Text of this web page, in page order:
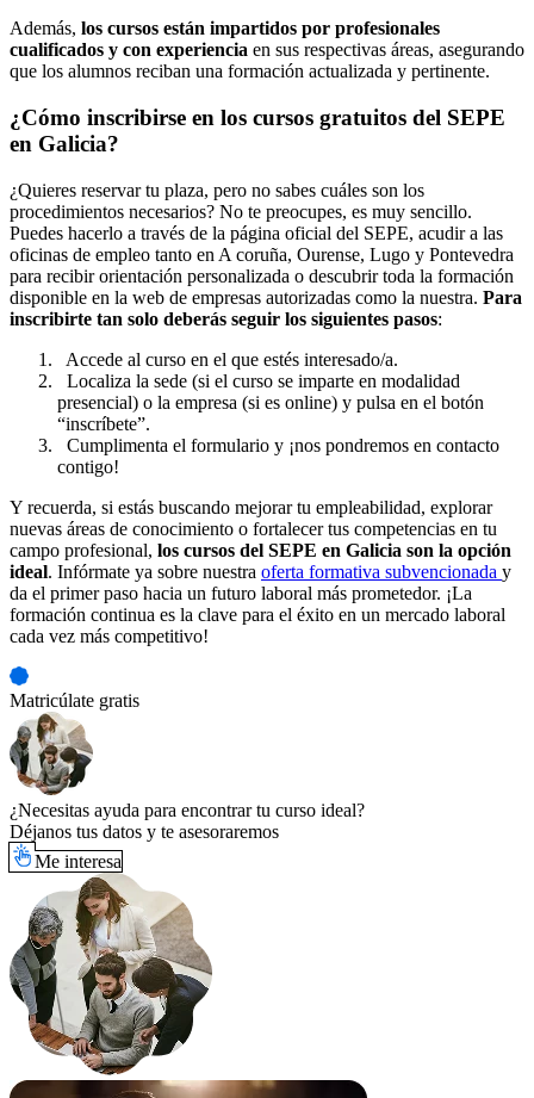
Además, los cursos están impartidos por profesionales
cualificados y con experiencia en sus respectivas áreas, asegurando
que los alumnos reciban una formación actualizada y pertinente.
¿Cómo inscribirse en los cursos gratuitos del SEPE
en Galicia?
¿Quieres reservar tu plaza, pero no sabes cuáles son los
procedimientos necesarios? No te preocupes, es muy sencillo.
Puedes hacerlo a través de la página oficial del SEPE, acudir a las
oficinas de empleo tanto en A coruña, Ourense, Lugo y Pontevedra
para recibir orientación personalizada o descubrir toda la formación
disponible en la web de empresas autorizadas como la nuestra. Para
inscribirte tan solo deberás seguir los siguientes pasos:
Accede al curso en el que estés interesado/a.
Localiza la sede (si el curso se imparte en modalidad
presencial) o la empresa (si es online) y pulsa en el botón
“inscríbete”.
Cumplimenta el formulario y ¡nos pondremos en contacto
contigo!
Y recuerda, si estás buscando mejorar tu empleabilidad, explorar
nuevas áreas de conocimiento o fortalecer tus competencias en tu
campo profesional, los cursos del SEPE en Galicia son la opción
ideal. Infórmate ya sobre nuestra oferta formativa subvencionada y
da el primer paso hacia un futuro laboral más prometedor. ¡La
formación continua es la clave para el éxito en un mercado laboral
cada vez más competitivo!
Matricúlate gratis
¿Necesitas ayuda para encontrar tu curso ideal?
Déjanos tus datos y te asesoraremos
Me interesa